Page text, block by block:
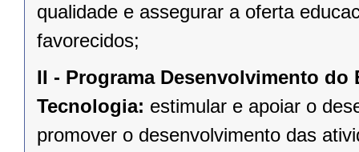
qualidade e assegurar a oferta
favorecidos;
II - Programa Desenvolvimento
Tecnologia: estimular e apoiar o
promover o desenvolvimento das